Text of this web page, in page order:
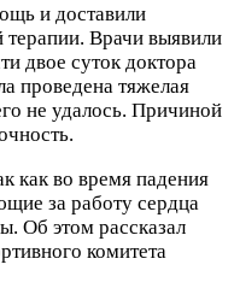
и доставили
терапии. Врачи выявили
двое суток доктора
проведена тяжелая
не удалось. Причиной
как во время падения
за работу сердца
Об этом рассказал
комитета